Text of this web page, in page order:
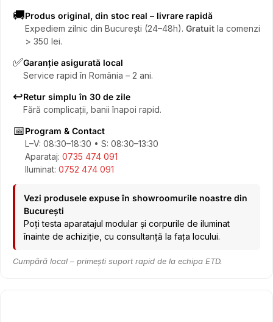
🚚Produs original, din stoc real – livrare rapidă
Expediem zilnic din București (24–48h). Gratuit la comenzi
> 350 lei.
✅Garanție asigurată local
Service rapid în România – 2 ani.
↩️Retur simplu în 30 de zile
Fără complicații, banii înapoi rapid.
📅Program & Contact
L–V: 08:30–18:30 • S: 08:30–13:30
Aparataj: 0735 474 091
Iluminat: 0752 474 091
Vezi produsele expuse în showroomurile noastre din
București
Poți testa aparatajul modular și corpurile de iluminat
înainte de achiziție, cu consultanță la fața locului.
Cumpără local – primești suport rapid de la echipa ETD.